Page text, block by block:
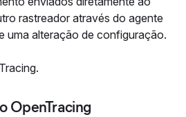
rastreador através do agente
uma alteração de configuração.
OpenTracing